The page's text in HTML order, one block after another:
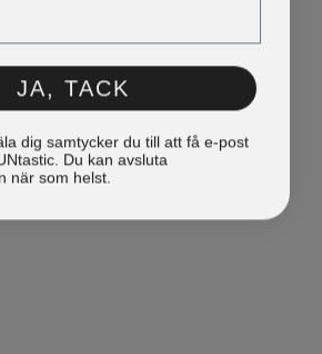
JA, TACK
dig samtycker du till att få e-post
Du kan avsluta
när som helst.